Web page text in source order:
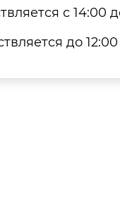
с 14:00
до 12:00